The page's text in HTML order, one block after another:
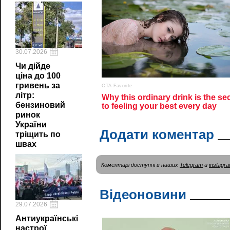
30.07.2026
Чи дійде
ціна до 100
гривень за
літр:
бензиновий
ринок
України
тріщить по
швах
29.07.2026
Антиукраїнські
настрої
Додати коментар
Коментарі доступні в наших Telegram и
Відеоновини